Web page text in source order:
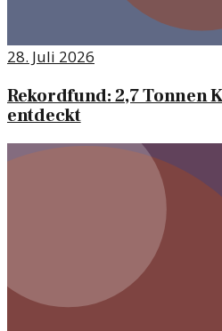
28. Juli 2026
Rekordfund: 2,7 Tonnen
entdeckt